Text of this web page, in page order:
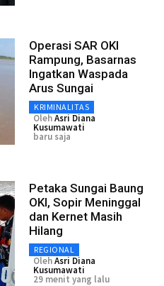
Operasi SAR OKI
Rampung, Basarnas
Ingatkan Waspada
Arus Sungai
KRIMINALITAS
OlehAsri Diana
Kusumawati
baru saja
Petaka Sungai Baung
OKI, Sopir Meninggal
dan Kernet Masih
Hilang
REGIONAL
OlehAsri Diana
Kusumawati
29 menit yang lalu